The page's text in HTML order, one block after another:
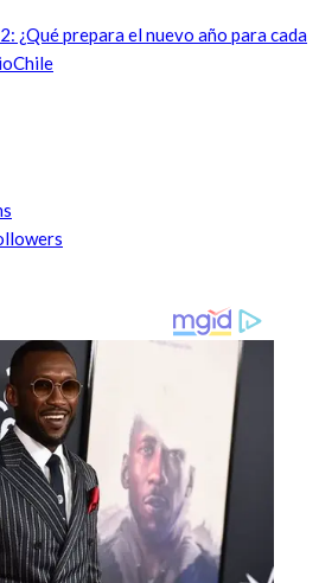
¿Qué prepara el nuevo año para cada